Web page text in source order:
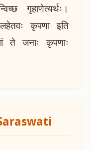
गृहाणेत्यर्थः।
कृपणा इति
ते जनाः कृपणाः